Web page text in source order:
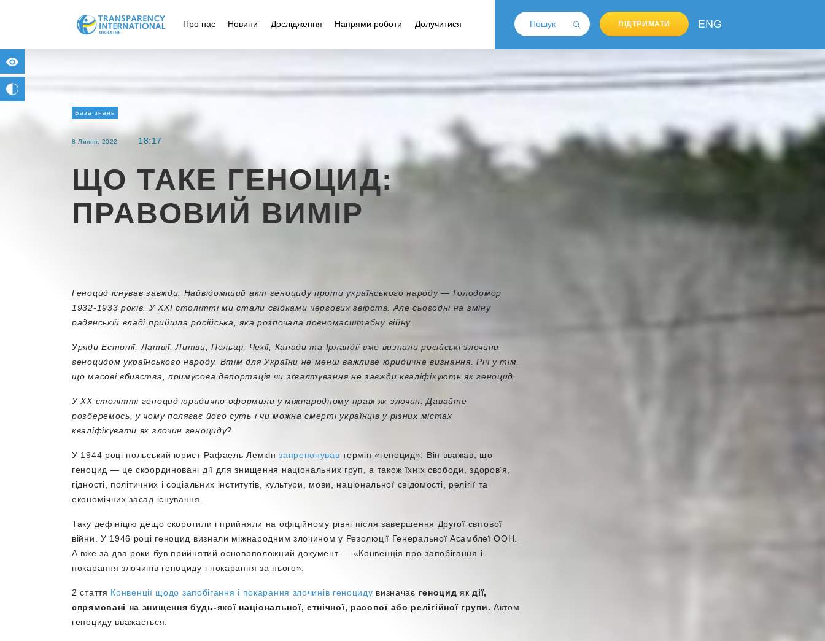
Про нас Новини Дослідження Напрями роботи Долучитися ПІДТРИМАТИ ENG
База знань
8 Липня, 2022 18:17
ЩО ТАКЕ ГЕНОЦИД:
ПРАВОВИЙ ВИМІР
Геноцид існував завжди. Найвідоміший акт геноциду проти українського народу — Голодомор
1932-1933 років. У ХХІ столітті ми стали свідками чергових звірств. Але сьогодні на зміну
радянській владі прийшла російська, яка розпочала повномасштабну війну.
Уряди Естонії, Латвії, Литви, Польщі, Чехії, Канади та Ірландії вже визнали російські злочини
геноцидом українського народу. Втім для України не менш важливе юридичне визнання. Річ у тім,
що масові вбивства, примусова депортація чи зґвалтування не завжди кваліфікують як геноцид.
У ХХ столітті геноцид юридично оформили у міжнародному праві як злочин. Давайте
розберемось, у чому полягає його суть і чи можна смерті українців у різних містах
кваліфікувати як злочин геноциду?
У 1944 році польський юрист Рафаель Лемкінзапропонував термін «геноцид». Він вважав, що
геноцид — це скоординовані дії для знищення національних груп, а також їхніх свободи, здоров’я,
гідності, політичних і соціальних інститутів, культури, мови, національної свідомості, релігії та
економічних засад існування.
Таку дефініцію дещо скоротили і прийняли на офіційному рівні після завершення Другої світової
війни. У 1946 році геноцид визнали міжнародним злочином у Резолюції Генеральної Асамблеї ООН.
А вже за два роки був прийнятий основоположний документ — «Конвенція про запобігання і
покарання злочинів геноциду і покарання за нього».
2 стаття Конвенції щодо запобігання і покарання злочинів геноциду визначає геноцидяк дії,
спрямовані на знищення будь-якої національної, етнічної, расової або релігійної групи. Актом
геноциду вважається: